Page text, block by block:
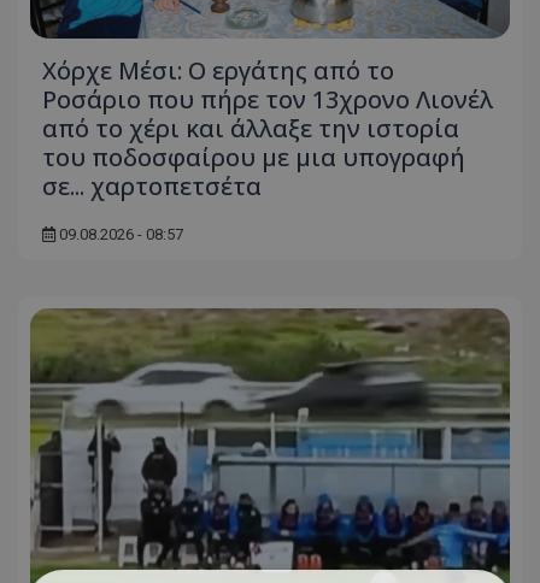
Χόρχε Μέσι: Ο εργάτης από το
Ροσάριο που πήρε τον 13χρονο Λιονέλ
από το χέρι και άλλαξε την ιστορία
του ποδοσφαίρου με μια υπογραφή
σε... χαρτοπετσέτα
09.08.2026 - 08:57